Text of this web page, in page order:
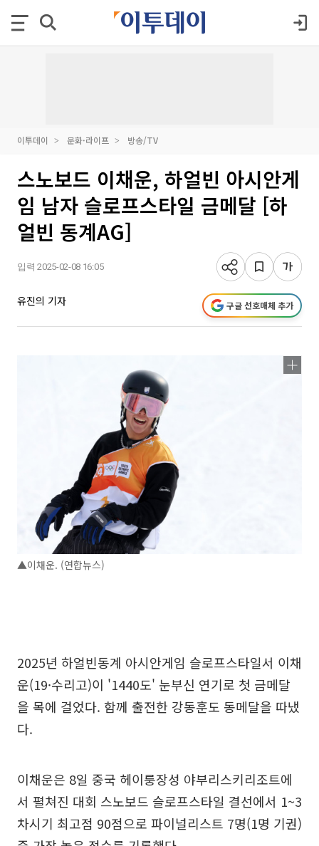
이투데이 문화·라이프 방송/TV
스노보드 이채운, 하얼빈 아시안게
임 남자 슬로프스타일 금메달 [하
얼빈 동계AG]
입력 2025-02-08 16:05
유진의 기자 구글 선호매체 추가
▲이채운. (연합뉴스)
2025년 하얼빈동계 아시안게임 슬로프스타일서 이채
운(19·수리고)이 '1440도' 눈부신 연기로 첫 금메달
을 목에 걸었다. 함께 출전한 강동훈도 동메달을 따냈
다.
이채운은 8일 중국 헤이룽장성 야부리스키리조트에
서 펼쳐진 대회 스노보드 슬로프스타일 결선에서 1~3
차시기 최고점 90점으로 파이널리스트 7명(1명 기권)